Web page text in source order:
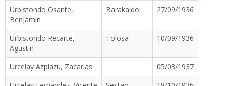
Urbistondo Osante,
Benjamin
Barakaldo 27/09/1936
Urbistondo Recarte,
Agustin
Tolosa 10/09/1936
Urcelay Azpiazu, Zacarias
05/03/1937